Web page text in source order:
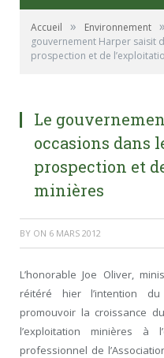
Accueil » Environnement »
gouvernement Harper saisit
prospection et de
Le
occasions dans
prospection et
minières
BY ON 6 MARS 2012
L’honorable Joe Oliver,
réitéré hier l’intention
promouvoir la croissance
l’exploitation minières à
professionnel de